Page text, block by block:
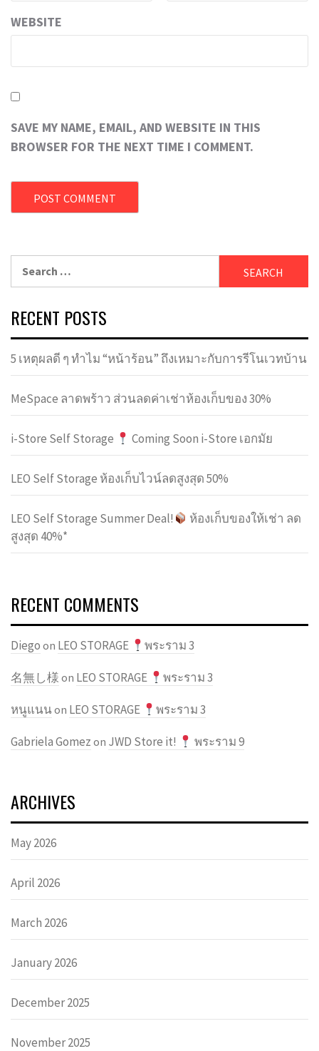
WEBSITE
SAVE MY NAME, EMAIL, AND WEBSITE IN THIS
BROWSER FOR THE NEXT TIME I COMMENT.
RECENT POSTS
5 เหตุผลดี ๆ ทำไม “หน้าร้อน” ถึงเหมาะกับการรีโนเวทบ้าน
MeSpace ลาดพร้าว ส่วนลดค่าเช่าห้องเก็บของ 30%
i-Store Self Storage Coming Soon i-Store เอกมัย
LEO Self Storage ห้องเก็บไวน์ลดสูงสุด 50%
LEO Self Storage Summer Deal!
ห้องเก็บของให้เช่า ลด
สูงสุด 40%*
RECENT COMMENTS
Diego on LEO STORAGE พระราม 3
名無し様 on LEO STORAGE พระราม 3
หนูแนน on LEO STORAGE พระราม 3
Gabriela Gomez on JWD Store it! พระราม 9
ARCHIVES
May 2026
April 2026
March 2026
January 2026
December 2025
November 2025